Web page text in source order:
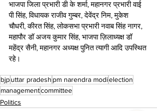
भाजपा जिला प्रभारी डी के शर्मा, महानगर प्रभारी वाई
पी सिंह, विधायक राजीव गुम्बर, देवेंद्र निम, मुकेश
चौधरी, कीरत सिंह, लोकसभा प्रभारी नवाब सिंह नागर,
महापौर डॉ अजय कुमार सिंह, भाजपा ज़िलाध्यक्ष डॉ
महेंद्र सैनी, महानगर अध्यक्ष पुनित त्यागी आदि उपस्थित
रहे।
bjputtar pradesh pm narendra modielection
managementcommittee
Politics